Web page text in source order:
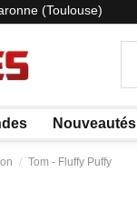
(Toulouse)
Nouveautés
Tom - Fluffy Puffy